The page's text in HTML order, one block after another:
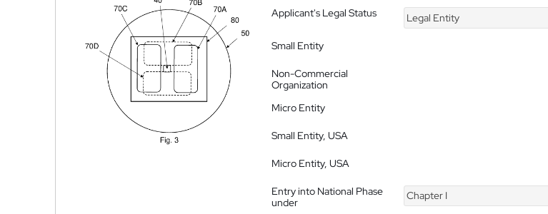
Applicant's Legal Status
Legal Entity
Small Entity
Non-Commercial
Organization
Micro Entity
Small Entity, USA
Micro Entity, USA
Entry into National Phase
under
Chapter I